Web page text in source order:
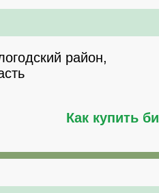
район,
Как купить